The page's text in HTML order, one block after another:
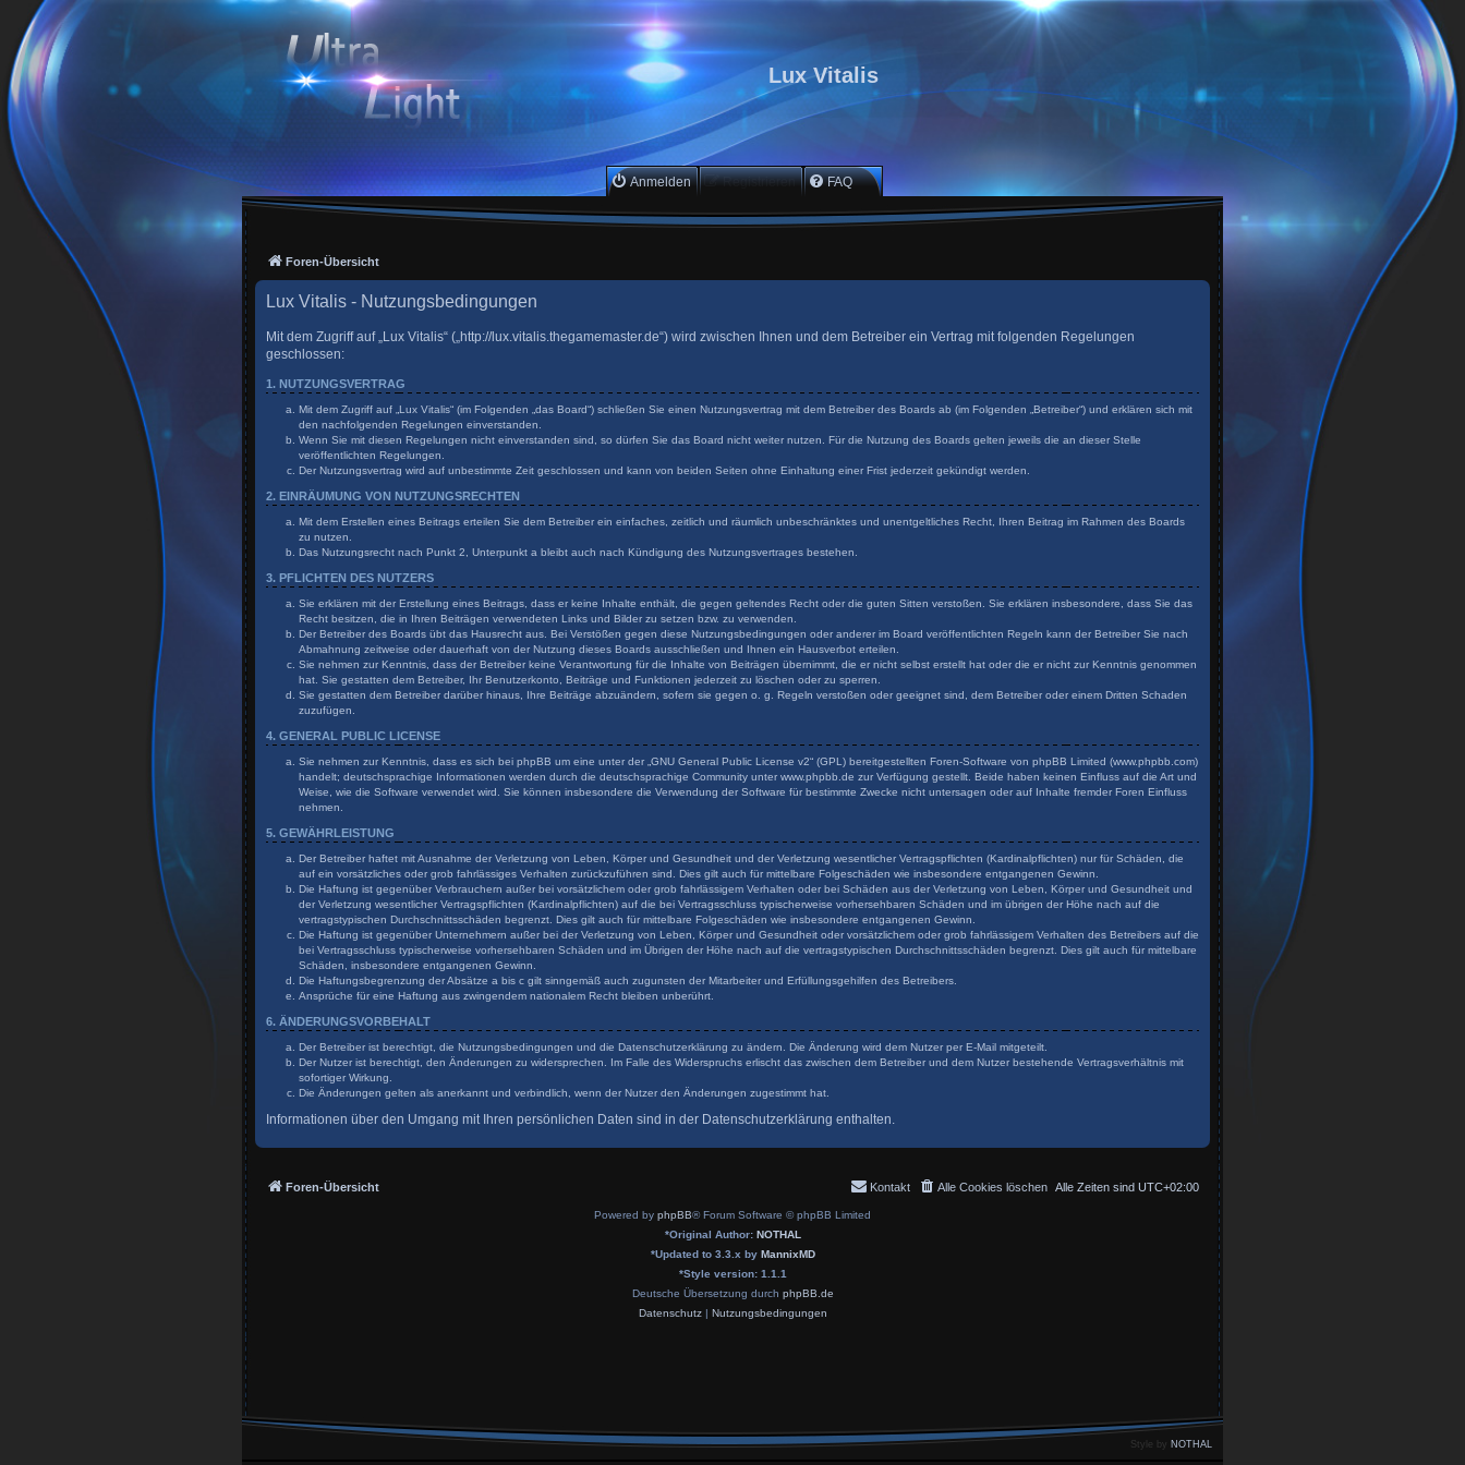
Lux Vitalis
Anmelden Registrieren FAQ
Foren-Übersicht
Lux Vitalis - Nutzungsbedingungen
Mit dem Zugriff auf „Lux Vitalis“ („http://lux.vitalis.thegamemaster.de“) wird zwischen Ihnen und dem Betreiber ein Vertrag mit folgenden Regelungen
geschlossen:
1. NUTZUNGSVERTRAG
Mit dem Zugriff auf „Lux Vitalis“ (im Folgenden „das Board“) schließen Sie einen Nutzungsvertrag mit dem Betreiber des Boards ab (im Folgenden „Betreiber“) und erklären sich mit
den nachfolgenden Regelungen einverstanden.
Wenn Sie mit diesen Regelungen nicht einverstanden sind, so dürfen Sie das Board nicht weiter nutzen. Für die Nutzung des Boards gelten jeweils die an dieser Stelle
veröffentlichten Regelungen.
Der Nutzungsvertrag wird auf unbestimmte Zeit geschlossen und kann von beiden Seiten ohne Einhaltung einer Frist jederzeit gekündigt werden.
2. EINRÄUMUNG VON NUTZUNGSRECHTEN
Mit dem Erstellen eines Beitrags erteilen Sie dem Betreiber ein einfaches, zeitlich und räumlich unbeschränktes und unentgeltliches Recht, Ihren Beitrag im Rahmen des Boards
zu nutzen.
Das Nutzungsrecht nach Punkt 2, Unterpunkt a bleibt auch nach Kündigung des Nutzungsvertrages bestehen.
3. PFLICHTEN DES NUTZERS
Sie erklären mit der Erstellung eines Beitrags, dass er keine Inhalte enthält, die gegen geltendes Recht oder die guten Sitten verstoßen. Sie erklären insbesondere, dass Sie das
Recht besitzen, die in Ihren Beiträgen verwendeten Links und Bilder zu setzen bzw. zu verwenden.
Der Betreiber des Boards übt das Hausrecht aus. Bei Verstößen gegen diese Nutzungsbedingungen oder anderer im Board veröffentlichten Regeln kann der Betreiber Sie nach
Abmahnung zeitweise oder dauerhaft von der Nutzung dieses Boards ausschließen und Ihnen ein Hausverbot erteilen.
Sie nehmen zur Kenntnis, dass der Betreiber keine Verantwortung für die Inhalte von Beiträgen übernimmt, die er nicht selbst erstellt hat oder die er nicht zur Kenntnis genommen
hat. Sie gestatten dem Betreiber, Ihr Benutzerkonto, Beiträge und Funktionen jederzeit zu löschen oder zu sperren.
Sie gestatten dem Betreiber darüber hinaus, Ihre Beiträge abzuändern, sofern sie gegen o. g. Regeln verstoßen oder geeignet sind, dem Betreiber oder einem Dritten Schaden
zuzufügen.
4. GENERAL PUBLIC LICENSE
Sie nehmen zur Kenntnis, dass es sich bei phpBB um eine unter der „ GNU General Public License v2“ (GPL) bereitgestellten Foren-Software von phpBB Limited (www.phpbb.com)
handelt; deutschsprachige Informationen werden durch die deutschsprachige Community unter www.phpbb.de zur Verfügung gestellt. Beide haben keinen Einfluss auf die Art und
Weise, wie die Software verwendet wird. Sie können insbesondere die Verwendung der Software für bestimmte Zwecke nicht untersagen oder auf Inhalte fremder Foren Einfluss
nehmen.
5. GEWÄHRLEISTUNG
Der Betreiber haftet mit Ausnahme der Verletzung von Leben, Körper und Gesundheit und der Verletzung wesentlicher Vertragspflichten (Kardinalpflichten) nur für Schäden, die
auf ein vorsätzliches oder grob fahrlässiges Verhalten zurückzuführen sind. Dies gilt auch für mittelbare Folgeschäden wie insbesondere entgangenen Gewinn.
Die Haftung ist gegenüber Verbrauchern außer bei vorsätzlichem oder grob fahrlässigem Verhalten oder bei Schäden aus der Verletzung von Leben, Körper und Gesundheit und
der Verletzung wesentlicher Vertragspflichten (Kardinalpflichten) auf die bei Vertragsschluss typischerweise vorhersehbaren Schäden und im übrigen der Höhe nach auf die
vertragstypischen Durchschnittsschäden begrenzt. Dies gilt auch für mittelbare Folgeschäden wie insbesondere entgangenen Gewinn.
Die Haftung ist gegenüber Unternehmern außer bei der Verletzung von Leben, Körper und Gesundheit oder vorsätzlichem oder grob fahrlässigem Verhalten des Betreibers auf die
bei Vertragsschluss typischerweise vorhersehbaren Schäden und im Übrigen der Höhe nach auf die vertragstypischen Durchschnittsschäden begrenzt. Dies gilt auch für mittelbare
Schäden, insbesondere entgangenen Gewinn.
Die Haftungsbegrenzung der Absätze a bis c gilt sinngemäß auch zugunsten der Mitarbeiter und Erfüllungsgehilfen des Betreibers.
Ansprüche für eine Haftung aus zwingendem nationalem Recht bleiben unberührt.
6. ÄNDERUNGSVORBEHALT
Der Betreiber ist berechtigt, die Nutzungsbedingungen und die Datenschutzerklärung zu ändern. Die Änderung wird dem Nutzer per E-Mail mitgeteilt.
Der Nutzer ist berechtigt, den Änderungen zu widersprechen. Im Falle des Widerspruchs erlischt das zwischen dem Betreiber und dem Nutzer bestehende Vertragsverhältnis mit
sofortiger Wirkung.
Die Änderungen gelten als anerkannt und verbindlich, wenn der Nutzer den Änderungen zugestimmt hat.
Informationen über den Umgang mit Ihren persönlichen Daten sind in der Datenschutzerklärung enthalten.
Foren-Übersicht Alle Zeiten sind UTC+02:00
Alle Cookies löschen
Kontakt
Powered by phpBB® Forum Software © phpBB Limited
*Original Author: NOTHAL
*Updated to 3.3.x by MannixMD
*Style version: 1.1.1
Deutsche Übersetzung durch phpBB.de
Datenschutz| Nutzungsbedingungen
Style by NOTHAL